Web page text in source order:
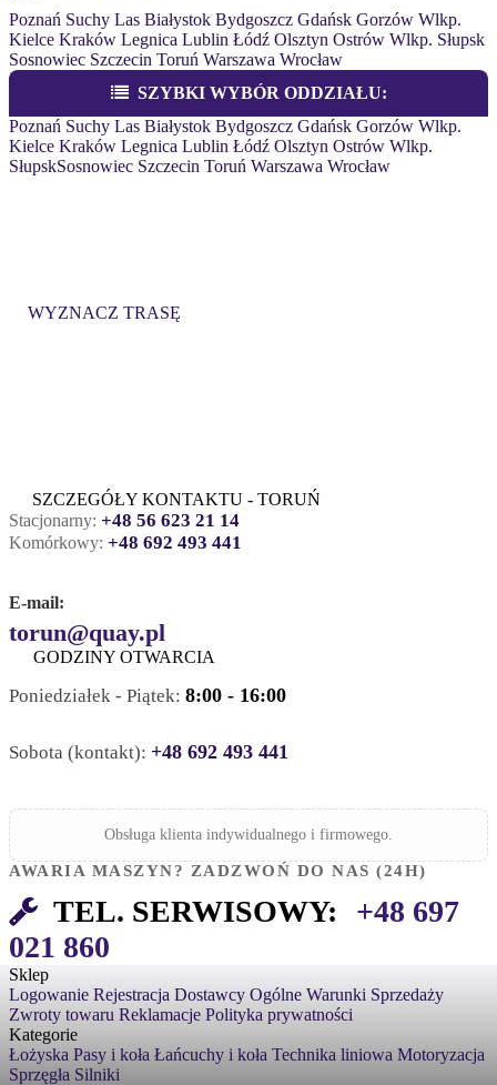
Poznań Suchy Las Białystok Bydgoszcz Gdańsk Gorzów Wlkp.
Kielce Kraków Legnica Lublin Łódź Olsztyn Ostrów Wlkp. Słupsk
Sosnowiec Szczecin Toruń Warszawa Wrocław
SZYBKI WYBÓR ODDZIAŁU:
Poznań Suchy Las Białystok Bydgoszcz Gdańsk Gorzów Wlkp.
Kielce Kraków Legnica Lublin Łódź Olsztyn Ostrów Wlkp.
SłupskSosnowiec Szczecin Toruń Warszawa Wrocław
WYZNACZ TRASĘ
SZCZEGÓŁY KONTAKTU - TORUŃ
Stacjonarny: +48 56 623 21 14
Komórkowy: +48 692 493 441
E-mail:
torun@quay.pl
GODZINY OTWARCIA
Poniedziałek - Piątek: 8:00 - 16:00
Sobota (kontakt): +48 692 493 441
Obsługa klienta indywidualnego i firmowego.
AWARIA MASZYN? ZADZWOŃ DO NAS (24H)
TEL. SERWISOWY:
+48 697
021 860
Sklep
Logowanie Rejestracja Dostawcy Ogólne Warunki Sprzedaży
Zwroty towaru Reklamacje Polityka prywatności
Kategorie
Łożyska Pasy i koła Łańcuchy i koła Technika liniowa Motoryzacja
Sprzęgła Silniki